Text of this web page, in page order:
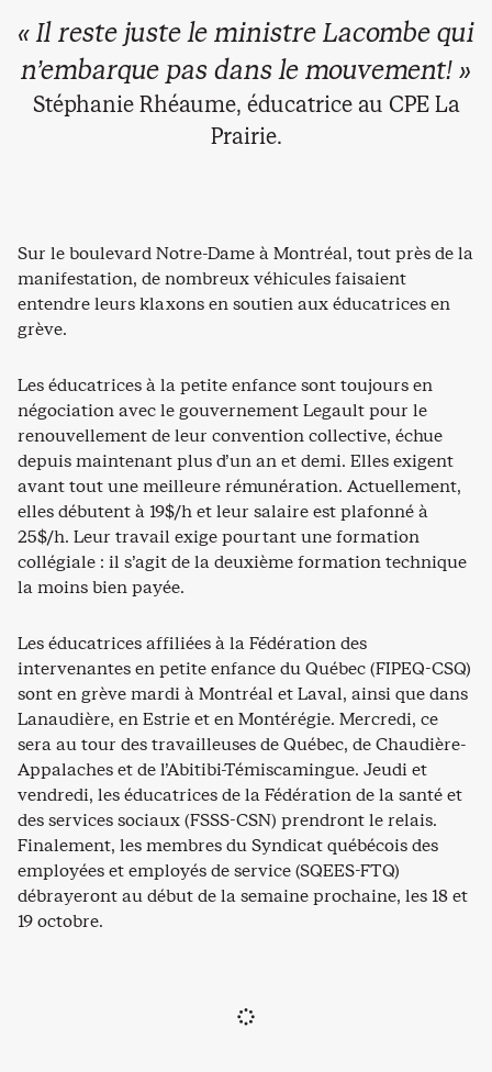
« Il reste juste le ministre Lacombe qui
n’embarque pas dans le mouvement! »
Stéphanie Rhéaume, éducatrice au CPE La
Prairie.
Sur le boulevard Notre-Dame à Montréal, tout près de la
manifestation, de nombreux véhicules faisaient
entendre leurs klaxons en soutien aux éducatrices en
grève.
Les éducatrices à la petite enfance sont toujours en
négociation avec le gouvernement Legault pour le
renouvellement de leur convention collective, échue
depuis maintenant plus d’un an et demi. Elles exigent
avant tout une meilleure rémunération. Actuellement,
elles débutent à 19$/h et leur salaire est plafonné à
25$/h. Leur travail exige pourtant une formation
collégiale : il s’agit de la deuxième formation technique
la moins bien payée.
Les éducatrices affiliées à la Fédération des
intervenantes en petite enfance du Québec (FIPEQ-CSQ)
sont en grève mardi à Montréal et Laval, ainsi que dans
Lanaudière, en Estrie et en Montérégie. Mercredi, ce
sera au tour des travailleuses de Québec, de Chaudière-
Appalaches et de l’Abitibi-Témiscamingue. Jeudi et
vendredi, les éducatrices de la Fédération de la santé et
des services sociaux (FSSS-CSN) prendront le relais.
Finalement, les membres du Syndicat québécois des
employées et employés de service (SQEES-FTQ)
débrayeront au début de la semaine prochaine, les 18 et
19 octobre.